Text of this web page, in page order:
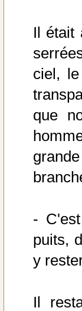
Il était
ciel,
que
-
puits,
y
Il